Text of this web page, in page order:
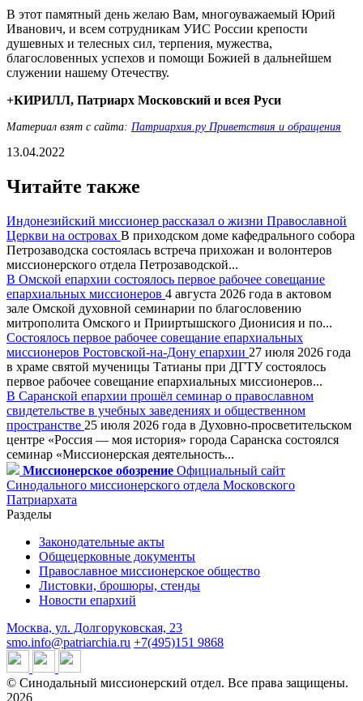
В этот памятный день желаю Вам, многоуважаемый Юрий
Иванович, и всем сотрудникам УИС России крепости
душевных и телесных сил, терпения, мужества,
благословенных успехов и помощи Божией в дальнейшем
служении нашему Отечеству.
+КИРИЛЛ, Патриарх Московский и всея Руси
Материал взят с сайта: Патриархия.ру Приветствия и обращения
13.04.2022
Читайте также
Индонезийский миссионер рассказал о жизни Православной
Церкви на островах В приходском доме кафедрального собора
Петрозаводска состоялась встреча прихожан и волонтеров
миссионерского отдела Петрозаводской...
В Омской епархии состоялось первое рабочее совещание
епархиальных миссионеров 4 августа 2026 года в актовом
зале Омской духовной семинарии по благословению
митрополита Омского и Прииртышского Дионисия и по...
Состоялось первое рабочее совещание епархиальных
миссионеров Ростовской-на-Дону епархии 27 июля 2026 года
в храме святой мученицы Татианы при ДГТУ состоялось
первое рабочее совещание епархиальных миссионеров...
В Саранской епархии прошёл семинар о православном
свидетельстве в учебных заведениях и общественном
пространстве 25 июля 2026 года в Духовно-просветительском
центре «Россия — моя история» города Саранска состоялся
семинар «Миссионерская деятельность...
Миссионерское обозрение Официальный сайт
Синодального миссионерского отдела Московского
Патриархата
Разделы
Законодательные акты
Общецерковные документы
Православное миссионерское общество
Листовки, брошюры, стенды
Новости епархий
Москва, ул. Долгоруковская, 23
smo.info@patriarchia.ru +7(495)151 9868
© Синодальный миссионерский отдел. Все права защищены.
2026